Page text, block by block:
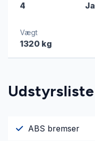
4 Ja
Vægt
1320 kg
Udstyrsliste
ABS bremser